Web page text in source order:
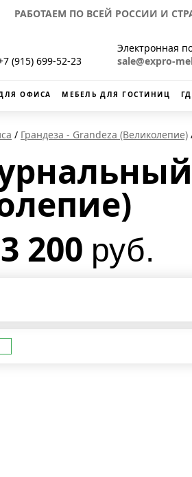
ПО ВСЕЙ РОССИИ И
(915) 699-52-23
Электронная
sale@expro-
ОФИСА МЕБЕЛЬ ДЛЯ ГОСТИНИЦ
Грандеза - Grandeza (Великолепие)
200 руб.